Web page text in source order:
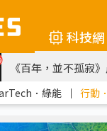
科技網
《百年，並不孤寂
．綠能 ｜ 行動